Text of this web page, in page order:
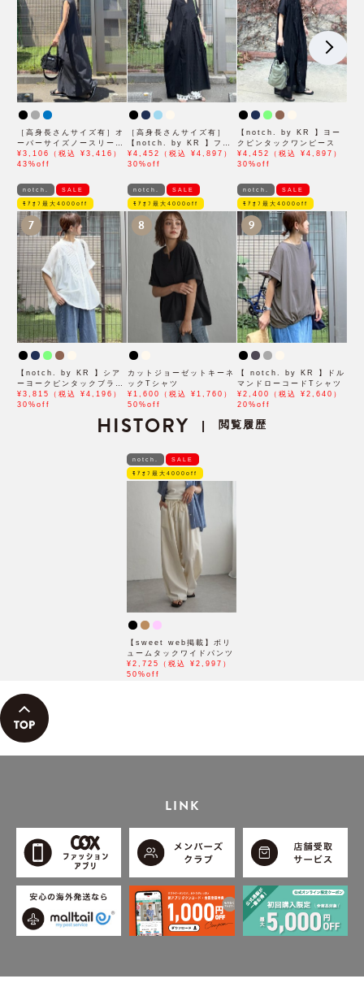
［高身長さんサイズ有］オ
ーバーサイズノースリーブ
ワンピース
¥3,106（税込 ¥3,416）
43%off
［高身長さんサイズ有］
【notch. by KR 】フロ
ント刺繍スキッパーワンピ
ース
¥4,452（税込 ¥4,897）
30%off
【notch. by KR 】ヨー
クピンタックワンピース
¥4,452（税込 ¥4,897）
30%off
notch. SALE
ﾓｱｵﾌ最大4000off
7
【notch. by KR 】シア
ーヨークピンタックブラウ
ス
¥3,815（税込 ¥4,196）
30%off
notch. SALE
ﾓｱｵﾌ最大4000off
8
カットジョーゼットキーネ
ックTシャツ
¥1,600（税込 ¥1,760）
50%off
notch. SALE
ﾓｱｵﾌ最大4000off
9
【 notch. by KR 】ドル
マンドローコードTシャツ
¥2,400（税込 ¥2,640）
20%off
HISTORY | 閲覧履歴
notch. SALE
ﾓｱｵﾌ最大4000off
【sweet web掲載】ボリ
ュームタックワイドパンツ
¥2,725（税込 ¥2,997）
50%off
LINK